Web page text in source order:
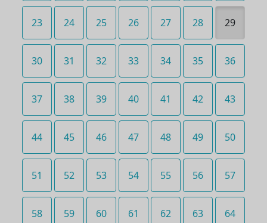
23 24 25 26 27 28 29
30 31 32 33 34 35 36
37 38 39 40 41 42 43
44 45 46 47 48 49 50
51 52 53 54 55 56 57
58 59 60 61 62 63 64